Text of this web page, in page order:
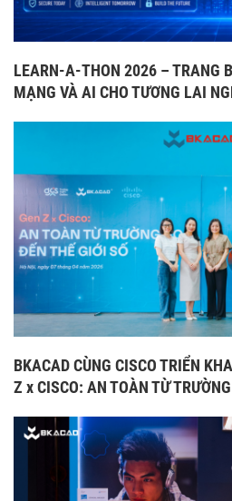
LEARN-A-THON 2026 – TRANG
MẠNG VÀ AI CHO TƯƠNG LAI
BKACAD CÙNG CISCO TRIỂN
Z x CISCO: AN TOÀN TỪ